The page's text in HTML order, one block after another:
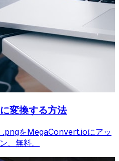
変換する方法
.pngをMegaConvert.ioにアッ
、無料。